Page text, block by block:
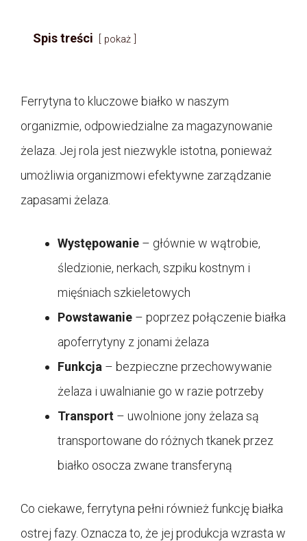
Spis treści pokaż
Ferrytyna to kluczowe białko w naszym
organizmie, odpowiedzialne za magazynowanie
żelaza. Jej rola jest niezwykle istotna, ponieważ
umożliwia organizmowi efektywne zarządzanie
zapasami żelaza.
Występowanie – głównie w wątrobie,
śledzionie, nerkach, szpiku kostnym i
mięśniach szkieletowych
Powstawanie – poprzez połączenie białka
apoferrytyny z jonami żelaza
Funkcja – bezpieczne przechowywanie
żelaza i uwalnianie go w razie potrzeby
Transport – uwolnione jony żelaza są
transportowane do różnych tkanek przez
białko osocza zwane transferyną
Co ciekawe, ferrytyna pełni również funkcję białka
ostrej fazy. Oznacza to, że jej produkcja wzrasta w